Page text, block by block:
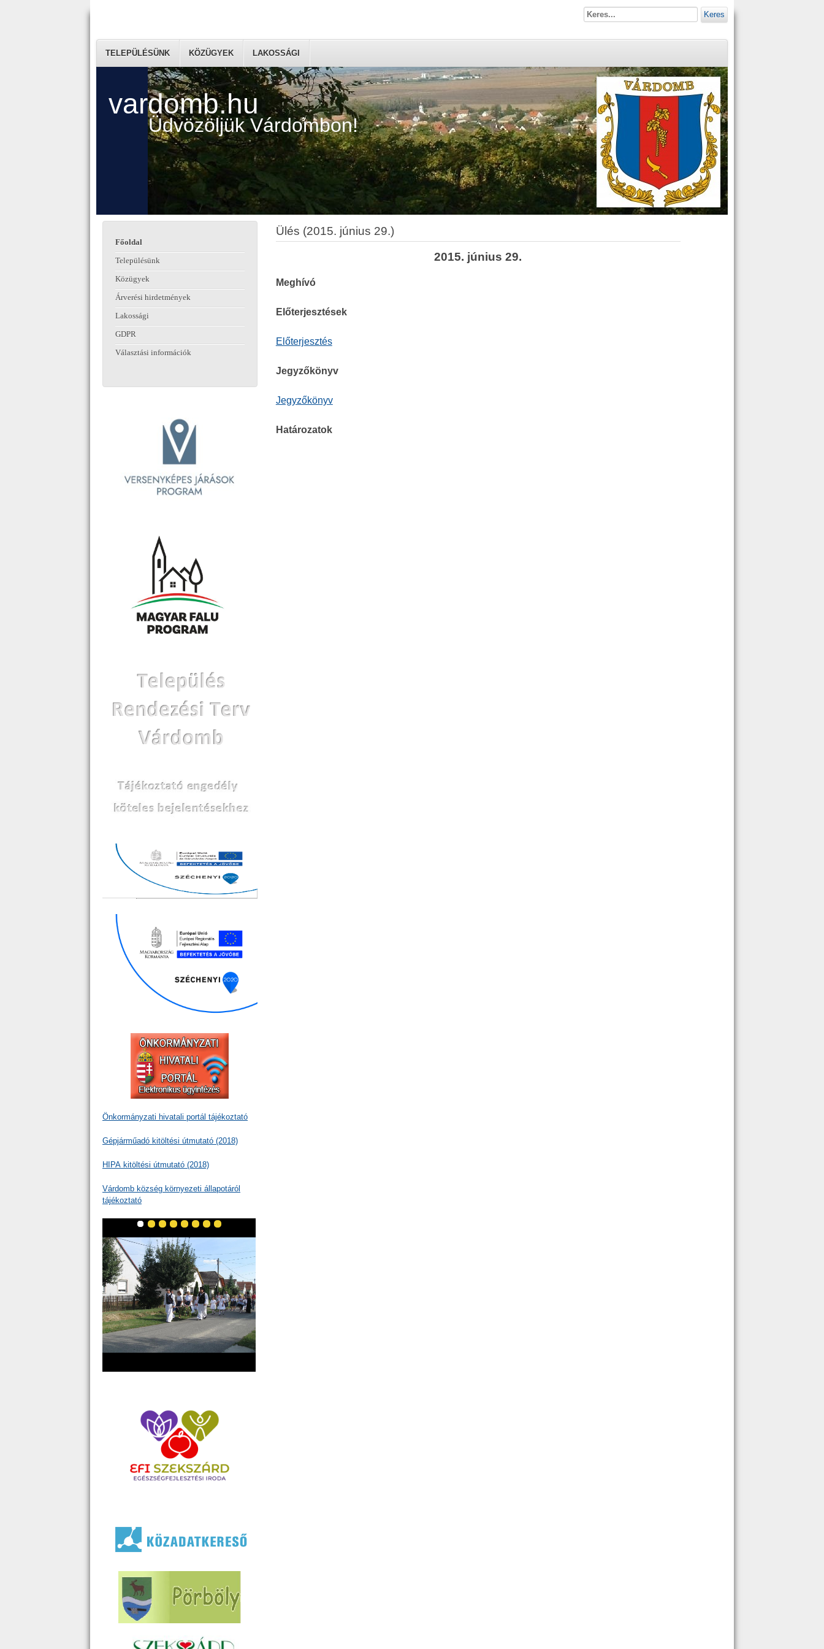
vardomb.hu
Üdvözöljük Várdombon!
TELEPÜLÉSÜNK KÖZÜGYEK LAKOSSÁGI
Keres
Főoldal
Településünk
Közügyek
Árverési hirdetmények
Lakossági
GDPR
Választási információk
Önkormányzati hivatali portál tájékoztató
Gépjárműadó kitöltési útmutató (2018)
HIPA kitöltési útmutató (2018)
Várdomb község környezeti állapotáról
tájékoztató
Ülés (2015. június 29.)
2015. június 29.
Meghívó
Előterjesztések
Előterjesztés
Jegyzőkönyv
Jegyzőkönyv
Határozatok